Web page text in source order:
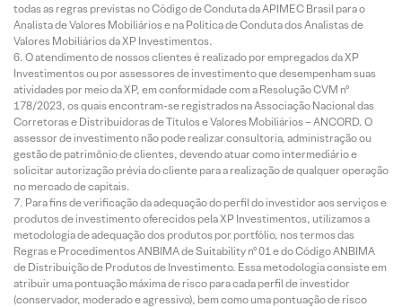
todas as regras previstas no Código de Conduta da APIMEC Brasil para o
Analista de Valores Mobiliários e na Política de Conduta dos Analistas de
Valores Mobiliários da XP Investimentos.
O atendimento de nossos clientes é realizado por empregados da XP
Investimentos ou por assessores de investimento que desempenham suas
atividades por meio da XP, em conformidade com a Resolução CVM nº
178/2023, os quais encontram-se registrados na Associação Nacional das
Corretoras e Distribuidoras de Títulos e Valores Mobiliários – ANCORD. O
assessor de investimento não pode realizar consultoria, administração ou
gestão de patrimônio de clientes, devendo atuar como intermediário e
solicitar autorização prévia do cliente para a realização de qualquer operação
no mercado de capitais.
Para fins de verificação da adequação do perfil do investidor aos serviços e
produtos de investimento oferecidos pela XP Investimentos, utilizamos a
metodologia de adequação dos produtos por portfólio, nos termos das
Regras e Procedimentos ANBIMA de Suitability nº 01 e do Código ANBIMA
de Distribuição de Produtos de Investimento. Essa metodologia consiste em
atribuir uma pontuação máxima de risco para cada perfil de investidor
(conservador, moderado e agressivo), bem como uma pontuação de risco